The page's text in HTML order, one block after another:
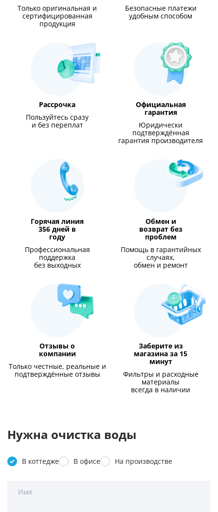
Только оригинальная и
сертифицированная
продукция
Безопасные платежи
удобным способом
Рассрочка
Пользуйтесь сразу
и без переплат
Официальная
гарантия
Юридически
подтверждённая
гарантия производителя
Горячая линия
356 дней в
году
Профессиональная
поддержка
без выходных
Обмен и
возврат без
проблем
Помощь в гарантийных
случаях,
обмен и ремонт
Отзывы о
компании
Только честные, реальные и
подтверждённые отзывы
Заберите из
магазина за 15
минут
Фильтры и расходные
материалы
всегда в наличии
Нужна очистка воды
В коттедже В офисе На производстве
Имя